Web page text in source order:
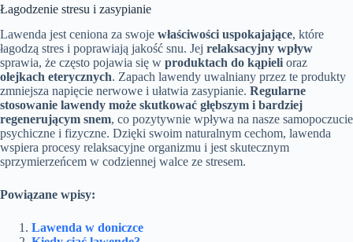
Łagodzenie stresu i zasypianie
Lawenda jest ceniona za swoje właściwości uspokajające, które
łagodzą stres i poprawiają jakość snu. Jej relaksacyjny wpływ
sprawia, że często pojawia się w produktach do kąpieli oraz
olejkach eterycznych. Zapach lawendy uwalniany przez te produkty
zmniejsza napięcie nerwowe i ułatwia zasypianie. Regularne
stosowanie lawendy może skutkować głębszym i bardziej
regenerującym snem, co pozytywnie wpływa na nasze samopoczucie
psychiczne i fizyczne. Dzięki swoim naturalnym cechom, lawenda
wspiera procesy relaksacyjne organizmu i jest skutecznym
sprzymierzeńcem w codziennej walce ze stresem.
Powiązane wpisy:
Lawenda w doniczce